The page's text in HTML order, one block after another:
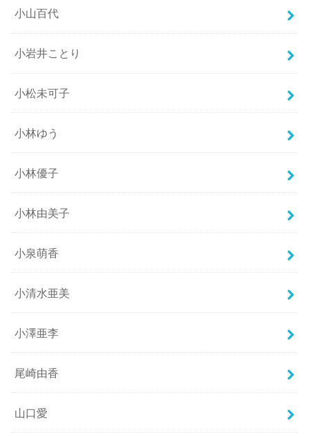
小山百代
小岩井ことり
小松未可子
小林ゆう
小林優子
小林由美子
小泉萌香
小清水亜美
小澤亜李
尾崎由香
山口愛